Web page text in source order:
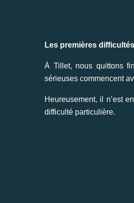
Les premières difficultés
À Tillet, nous quittons
sérieuses commencent
Heureusement, il n’est
difficulté particulière.